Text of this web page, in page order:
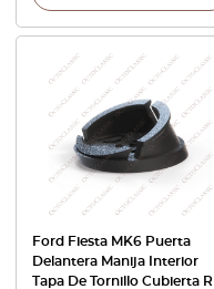
Ford Fiesta MK6 Puerta
Delantera Manija Interior
Tapa De Tornillo Cubierta R